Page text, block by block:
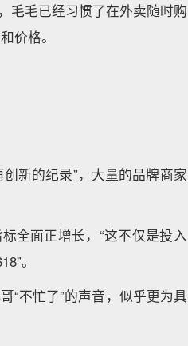
毛毛已经习惯了在外卖随时购
价格。
新的纪录”，大量的品牌商家
全面正增长，“这不仅是投入
。
“不忙了”的声音，似乎更为具